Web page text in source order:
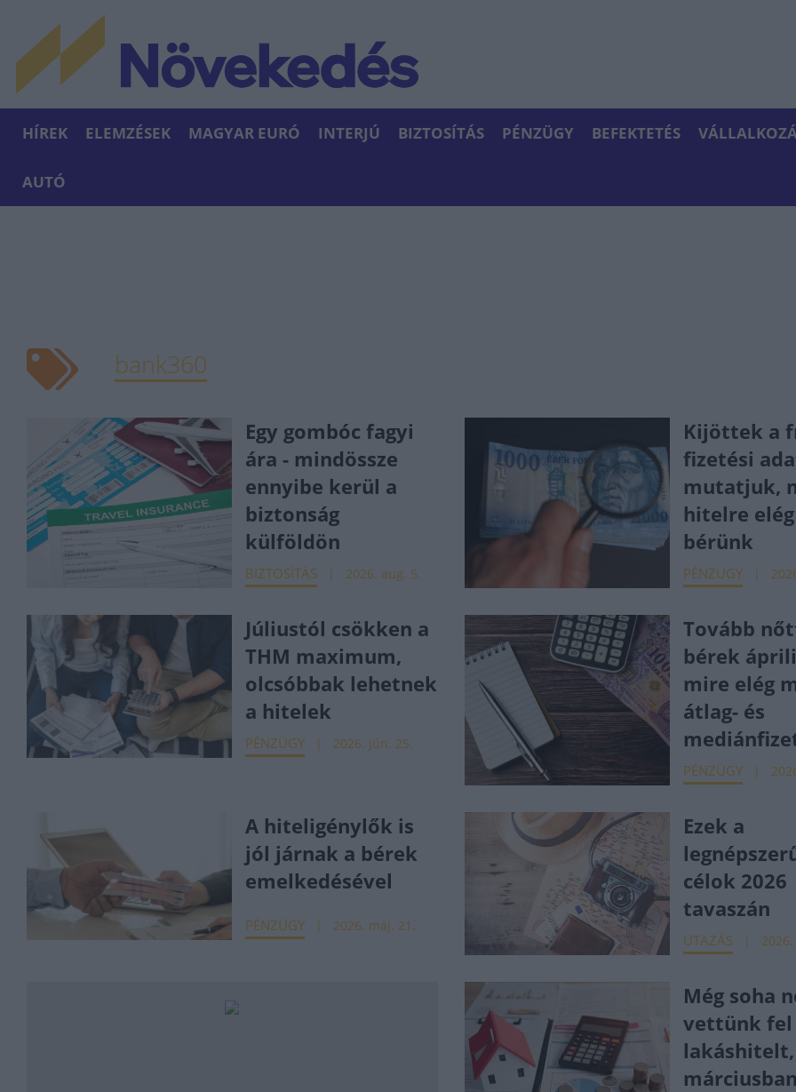
HÍREK ELEMZÉSEK MAGYAR EURÓ INTERJÚ BIZTOSÍTÁS PÉNZÜGY BEFEKTETÉS
AUTÓ
bank360
Egy gombóc fagyi
ára - mindössze
ennyibe kerül a
biztonság
külföldön
BIZTOSÍTÁS 2026. aug. 5.
Kijöttek a
fizetési
mutatjuk,
hitelre
bérünk
PÉNZÜGY
Júliustól csökken a
THM maximum,
olcsóbbak lehetnek
a hitelek
PÉNZÜGY 2026. jún. 25.
Tovább
bérek
mire elég
átlag- és
PÉNZÜGY
A hiteligénylők is
jól járnak a bérek
emelkedésével
PÉNZÜGY 2026. máj. 21.
Ezek a
célok 2026
tavaszán
UTAZÁS
Még soha
vettünk fel
márciusban